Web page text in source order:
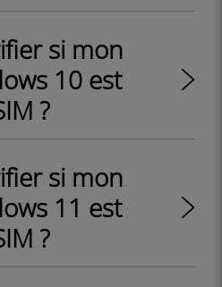
si mon
10 est
?
si mon
11 est
?